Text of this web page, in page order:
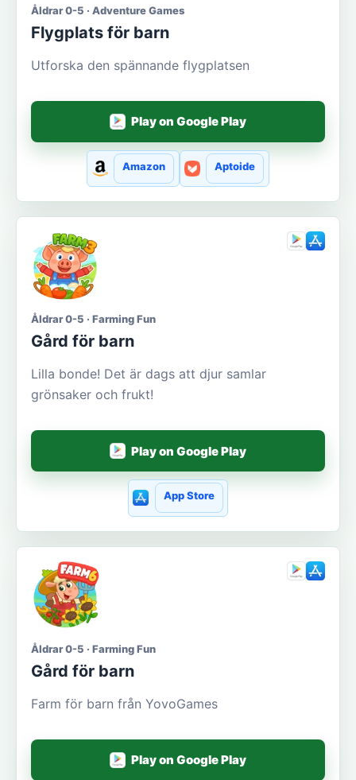
Åldrar 0-5 · Adventure Games
Flygplats för barn
Utforska den spännande flygplatsen
Play on Google Play
Amazon Aptoide
Åldrar 0-5 · Farming Fun
Gård för barn
Lilla bonde! Det är dags att djur samlar
grönsaker och frukt!
Play on Google Play
App Store
Åldrar 0-5 · Farming Fun
Gård för barn
Farm för barn från YovoGames
Play on Google Play